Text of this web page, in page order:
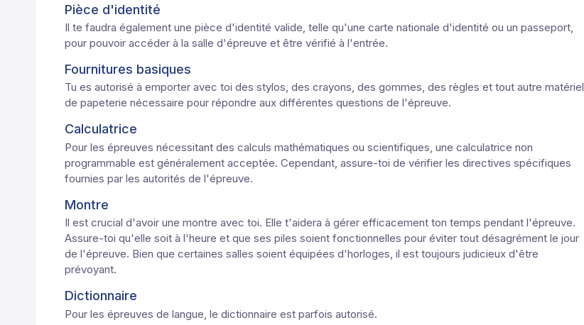
Pièce d'identité
Il te faudra également une pièce d'identité valide, telle qu'une carte nationale d'identité ou un passeport,
pour pouvoir accéder à la salle d'épreuve et être vérifié à l'entrée.
Fournitures basiques
Tu es autorisé à emporter avec toi des stylos, des crayons, des gommes, des règles et tout autre matériel
de papeterie nécessaire pour répondre aux différentes questions de l'épreuve.
Calculatrice
Pour les épreuves nécessitant des calculs mathématiques ou scientifiques, une calculatrice non
programmable est généralement acceptée. Cependant, assure-toi de vérifier les directives spécifiques
fournies par les autorités de l'épreuve.
Montre
Il est crucial d'avoir une montre avec toi. Elle t'aidera à gérer efficacement ton temps pendant l'épreuve.
Assure-toi qu'elle soit à l'heure et que ses piles soient fonctionnelles pour éviter tout désagrément le jour
de l'épreuve. Bien que certaines salles soient équipées d'horloges, il est toujours judicieux d'être
prévoyant.
Dictionnaire
Pour les épreuves de langue, le dictionnaire est parfois autorisé.